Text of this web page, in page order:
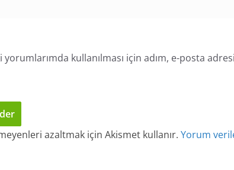
kullanılması için adım, e-posta
azaltmak için Akismet kullanır. Yorum